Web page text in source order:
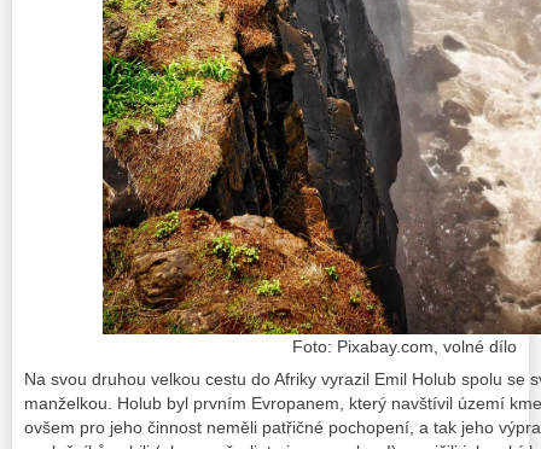
Foto: Pixabay.com, volné dílo
Na svou druhou velkou cestu do Afriky vyrazil Emil Holub spolu se
manželkou. Holub byl prvním Evropanem, který navštívil území
ovšem pro jeho činnost neměli patřičné pochopení, a tak jeho